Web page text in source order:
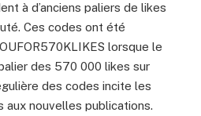
à d’anciens paliers de likes
Ces codes ont été
lorsque le
des 570 000 likes sur
des codes incite les
nouvelles publications.